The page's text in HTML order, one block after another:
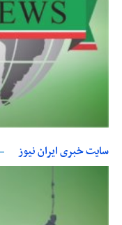
سایت خبری ایران نیوز